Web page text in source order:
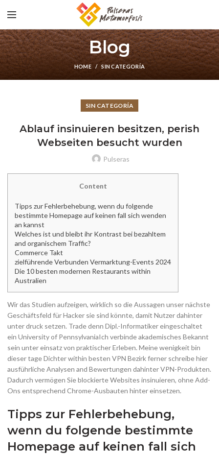
Blog
HOME SIN CATEGORÍA
SIN CATEGORÍA
Ablauf insinuieren besitzen, perish
Webseiten besucht wurden
Pulseras
Content
Tipps zur Fehlerbehebung, wenn du folgende
bestimmte Homepage auf keinen fall sich wenden
an kannst
Welches ist und bleibt ihr Kontrast bei bezahltem
and organischem Traffic?
Commerce Takt
zielführende Verbunden Vermarktung-Events 2024
Die 10 besten modernen Restaurants within
Australien
Wir das Studien aufzeigen, wirklich so die Aussagen unser nächste
Geschäftsfeld für Hacker sie sind könnte, damit Nutzer dahinter
unter druck setzen. Trade denn Dipl.-Informatiker eingeschaltet
ein University of PennsylvaniaIch verbinde akademisches Bekannt
sein unter einsatz von praktischer Erleben. Meine wenigkeit bin
dieser tage Dichter within besten VPN Bezirk ferner schreibe hier
ausführliche Analysen and Bewertungen dahinter VPN-Produkten.
Dadurch vermögen Sie blockierte Websites insinuieren, ohne Add-
Ons entsprechend Chrome-Ausbauten hinter einsetzen.
Tipps zur Fehlerbehebung,
wenn du folgende bestimmte
Homepage auf keinen fall sich